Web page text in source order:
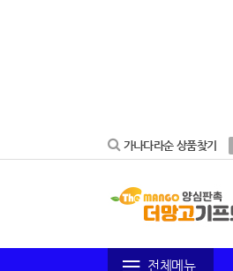
가나다라순 상품찾기
전체메뉴